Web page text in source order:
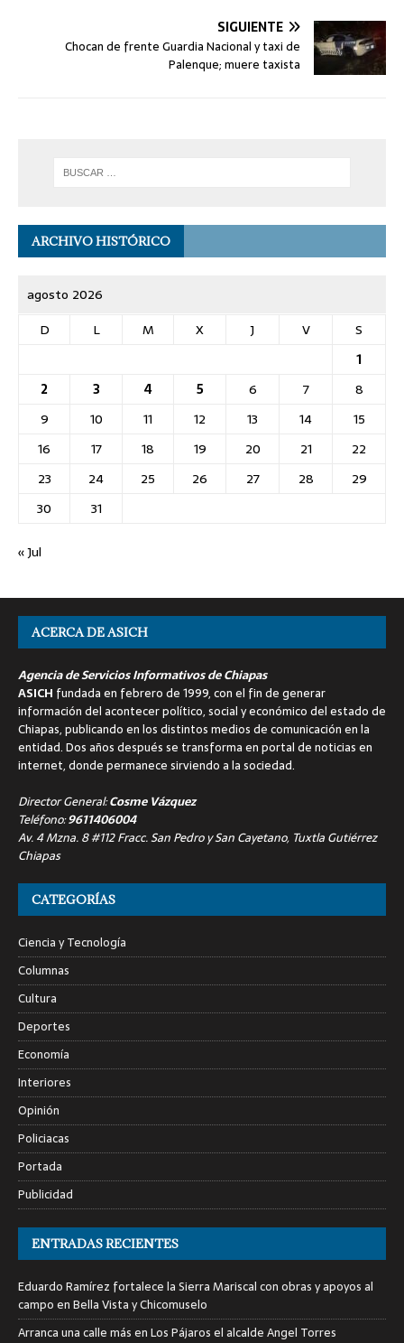
SIGUIENTE
Chocan de frente Guardia Nacional y taxi de
Palenque; muere taxista
ARCHIVO HISTÓRICO
agosto 2026
D
L M X J V
S
1
2
3 4 5 6 7
8
9
10 11 12 13 14
15
16
17 18 19 20 21
22
23
24 25 26 27 28
29
30
31
« Jul
ACERCA DE ASICH
Agencia de Servicios Informativos de Chiapas
ASICH fundada en febrero de 1999, con el fin de generar
información del acontecer político, social y económico del estado de
Chiapas, publicando en los distintos medios de comunicación en la
entidad. Dos años después se transforma en portal de noticias en
internet, donde permanece sirviendo a la sociedad.
Director General:Cosme Vázquez
Teléfono:9611406004
Av. 4 Mzna. 8 #112 Fracc. San Pedro y San Cayetano, Tuxtla Gutiérrez
Chiapas
CATEGORÍAS
Ciencia y Tecnología
Columnas
Cultura
Deportes
Economía
Interiores
Opinión
Policiacas
Portada
Publicidad
ENTRADAS RECIENTES
Eduardo Ramírez fortalece la Sierra Mariscal con obras y apoyos al
campo en Bella Vista y Chicomuselo
Arranca una calle más en Los Pájaros el alcalde Angel Torres